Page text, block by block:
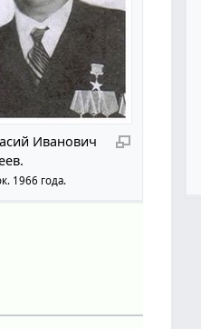
Иванович
1966 года.